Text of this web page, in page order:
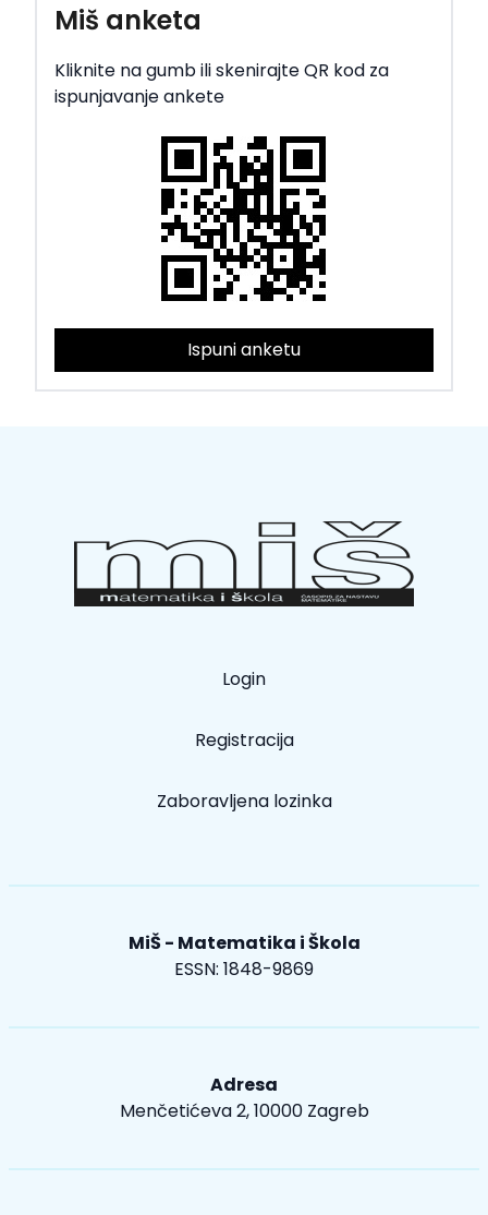
Miš anketa
Kliknite na gumb ili skenirajte QR kod za
ispunjavanje ankete
Ispuni anketu
Login
Registracija
Zaboravljena lozinka
MiŠ - Matematika i Škola
ESSN: 1848-9869
Adresa
Menčetićeva 2, 10000 Zagreb